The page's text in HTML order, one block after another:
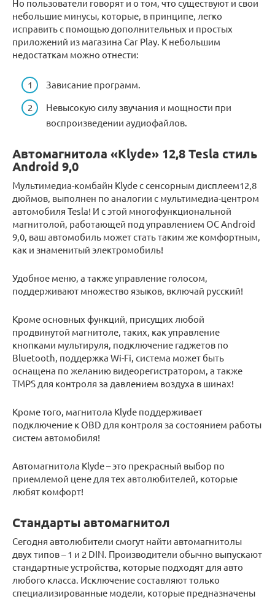
Но пользователи говорят и о том, что существуют и свои
небольшие минусы, которые, в принципе, легко
исправить с помощью дополнительных и простых
приложений из магазина Car Play. К небольшим
недостаткам можно отнести:
Зависание программ.
Невысокую силу звучания и мощности при
воспроизведении аудиофайлов.
Автомагнитола «Klyde» 12,8 Tesla стиль
Android 9,0
Мультимедиа-комбайн Klyde с сенсорным дисплеем12,8
дюймов, выполнен по аналогии с мультимедиа-центром
автомобиля Tesla! И с этой многофункциональной
магнитолой, работающей под управлением ОС Android
9,0, ваш автомобиль может стать таким же комфортным,
как и знаменитый электромобиль!
Удобное меню, а также управление голосом,
поддерживают множество языков, включай русский!
Кроме основных функций, присущих любой
продвинутой магнитоле, таких, как управление
кнопками мультируля, подключение гаджетов по
Bluetooth, поддержка Wi-Fi, система может быть
оснащена по желанию видеорегистратором, а также
TMPS для контроля за давлением воздуха в шинах!
Кроме того, магнитола Klyde поддерживает
подключение к OBD для контроля за состоянием работы
систем автомобиля!
Автомагнитола Klyde – это прекрасный выбор по
приемлемой цене для тех автолюбителей, которые
любят комфорт!
Стандарты автомагнитол
Сегодня автолюбители смогут найти автомагнитолы
двух типов – 1 и 2 DIN. Производители обычно выпускают
стандартные устройства, которые подходят для авто
любого класса. Исключение составляют только
специализированные модели, которые предназначены